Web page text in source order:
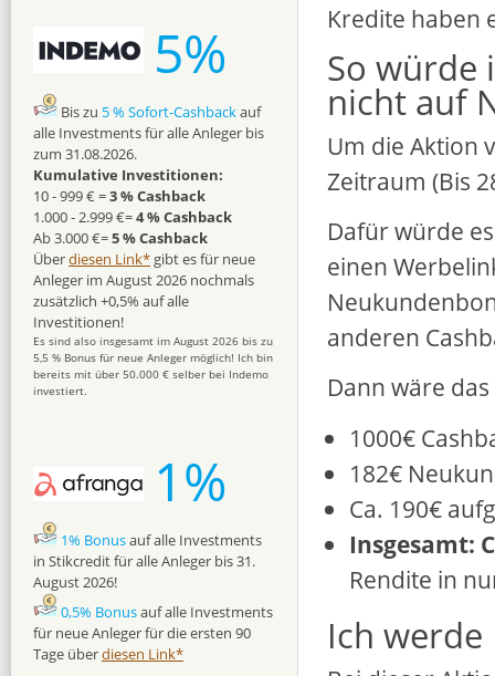
Kredite haben
So würde
nicht auf
Um die Aktion
Zeitraum (Bis
Dafür würde
einen
anderen
Dann wäre
1000€
182€
Ca. 190€
Insgesamt:
Rendite in
Ich
5%
Bis zu 5 % Sofort-Cashbackauf
alle Investments für alle Anleger bis
zum 31.08.2026.
Kumulative Investitionen:
10 - 999 € =3 % Cashback
1.000 - 2.999 €=4 % Cashback
Ab 3.000 €=5 % Cashback
Überdiesen Link* gibt es für neue
Anleger im August 2026 nochmals
zusätzlich +0,5% auf alle
Investitionen!
Es sind also insgesamt im August 2026 bis zu
5,5 % Bonus für neue Anleger möglich! Ich bin
bereits mit über 50.000 € selber bei Indemo
investiert.
1%
1% Bonusauf alle Investments
in Stikcredit für alle Anleger bis 31.
August 2026!
0,5% Bonusauf alle Investments
für neue Anleger für die ersten 90
Tage überdiesen Link*